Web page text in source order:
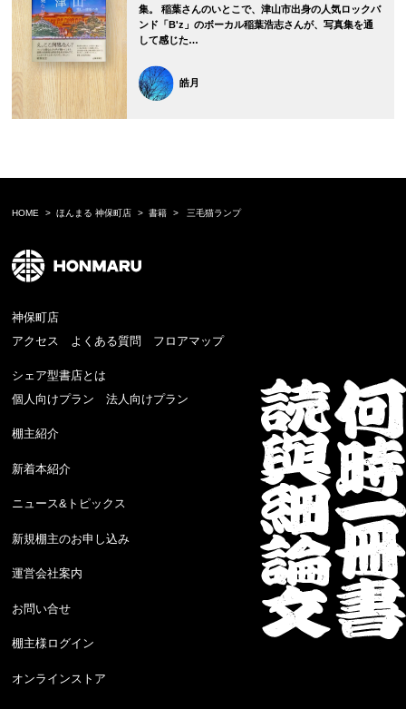
集。 稲葉さんのいとこで、津山市出身の人気ロックバ
ンド「B'z」のボーカル稲葉浩志さんが、写真集を通
して感じた…
皓月
HOME ほんまる 神保町店 書籍 三毛猫ランプ
神保町店
アクセス
よくある質問 フロアマップ
シェア型書店とは
個人向けプラン
法人向けプラン
棚主紹介
新着本紹介
ニュース&トピックス
新規棚主のお申し込み
運営会社案内
お問い合せ
棚主様ログイン
オンラインストア